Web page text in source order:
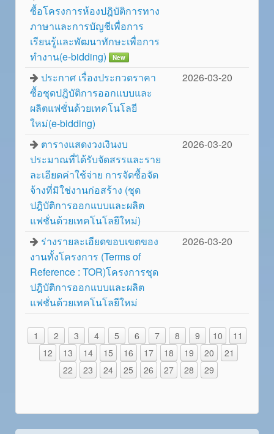
ซื้อโครงการห้องปฎิบัติการทาง
ภาษาและการบัญชีเพื่อการ
เรียนรู้และพัฒนาทักษะเพื่อการ
ทำงาน(e-bidding)
New
ประกาศ เรื่องประกวดราคา
ซื้อชุดปฎิบัติการออกแบบและ
ผลิตแฟชั่นด้วยเทคโนโลยี
ใหม่(e-bidding)
2026-03-20
ตารางแสดงวงเงินงบ
ประมาณที่ได้รับจัดสรรและราย
ละเอียดค่าใช้จ่าย การจัดซื้อจัด
จ้างที่มิใช่งานก่อสร้าง (ชุด
ปฎิบัติการออกแบบและผลิต
แฟชั่นด้วยเทคโนโลยีใหม่)
2026-03-20
ร่างรายละเอียดขอบเขตของ
งานทั้งโครงการ (Terms of
Reference : TOR)โครงการชุด
ปฎิบัติการออกแบบและผลิต
แฟชั่นด้วยเทคโนโลยีใหม่
2026-03-20
1 2 3 4 5 6 7 8 9 10
11
12
13 14 15 16 17 18 19 20
21
22
23 24 25 26 27 28 29